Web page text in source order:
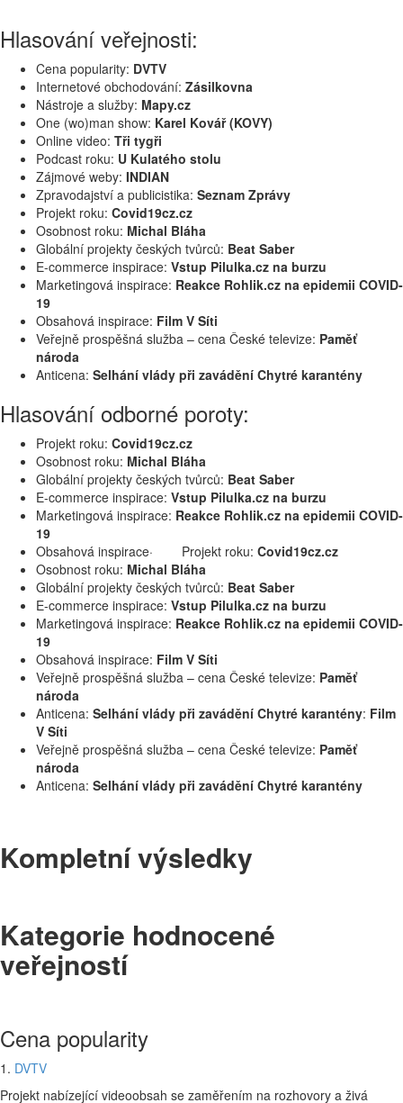
Hlasování veřejnosti:
Cena popularity: DVTV
Internetové obchodování: Zásilkovna
Nástroje a služby: Mapy.cz
One (wo)man show: Karel Kovář (KOVY)
Online video: Tři tygři
Podcast roku: U Kulatého stolu
Zájmové weby: INDIAN
Zpravodajství a publicistika: Seznam Zprávy
Projekt roku: Covid19cz.cz
Osobnost roku: Michal Bláha
Globální projekty českých tvůrců: Beat Saber
E-commerce inspirace: Vstup Pilulka.cz na burzu
Marketingová inspirace: Reakce Rohlik.cz na epidemii COVID-
19
Obsahová inspirace: Film V Síti
Veřejně prospěšná služba – cena České televize: Paměť
národa
Anticena: Selhání vlády při zavádění Chytré karantény
Hlasování odborné poroty:
Projekt roku: Covid19cz.cz
Osobnost roku: Michal Bláha
Globální projekty českých tvůrců: Beat Saber
E-commerce inspirace: Vstup Pilulka.cz na burzu
Marketingová inspirace: Reakce Rohlik.cz na epidemii COVID-
19
Obsahová inspirace· Projekt roku: Covid19cz.cz
Osobnost roku: Michal Bláha
Globální projekty českých tvůrců: Beat Saber
E-commerce inspirace: Vstup Pilulka.cz na burzu
Marketingová inspirace: Reakce Rohlik.cz na epidemii COVID-
19
Obsahová inspirace: Film V Síti
Veřejně prospěšná služba – cena České televize: Paměť
národa
Anticena: Selhání vlády při zavádění Chytré karantény: Film
V Síti
Veřejně prospěšná služba – cena České televize: Paměť
národa
Anticena: Selhání vlády při zavádění Chytré karantény
Kompletní výsledky
Kategorie hodnocené
veřejností
Cena popularity
1. DVTV
Projekt nabízející videoobsah se zaměřením na rozhovory a živá